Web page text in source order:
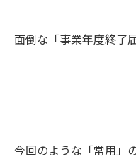
面倒な「事業年度終了
今回のような「常用」